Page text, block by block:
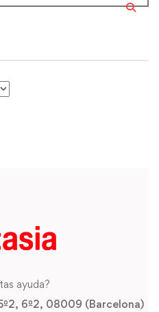
ayuda?
6º2, 08009 (Barcelona)